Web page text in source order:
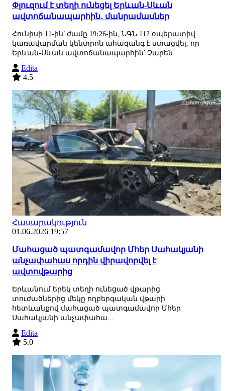
Փլուզում է տեղի ունեցել Երևան-Սևան
ավտոճանապարհին․ մանրամասներ
Հունիսի 11-ին՝ ժամը 19։26-ին, ՆԳՆ 112 օպերատիվ
կառավարման կենտրոն ահազանգ է ստացվել, որ
Երևան-Սևան ավտոճանապարհին՝ Չարեն...
Edita
4.5
Հասարակություն
01.06.2026 19:57
Մահացած պատգամավոր Մհեր Սահակյանի
անչափահաս որդին վիրավորվել է
ավտովթարից
Երևանում երեկ տեղի ունեցած վթարից
տուժածներից մեկը ողբերգական վթարի
հետևանքով մահացած պատգամավոր Մհեր
Սահակյանի անչափահա...
Edita
5.0